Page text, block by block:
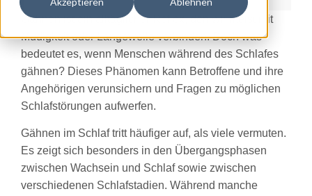
Gähnen ist ein alltäglicher Reflex, den wir meist mit
Müdigkeit oder Langeweile verbinden. Doch was
bedeutet es, wenn Menschen während des Schlafes
gähnen? Dieses Phänomen kann Betroffene und ihre
Angehörigen verunsichern und Fragen zu möglichen
Schlafstörungen aufwerfen.
Gähnen im Schlaf tritt häufiger auf, als viele vermuten.
Es zeigt sich besonders in den Übergangsphasen
zwischen Wachsein und Schlaf sowie zwischen
verschiedenen Schlafstadien. Während manche